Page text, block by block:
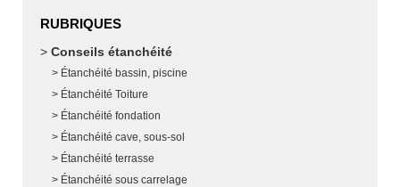
RUBRIQUES
Conseils étanchéité
Étanchéité bassin, piscine
Étanchéité Toiture
Étanchéité fondation
Étanchéité cave, sous-sol
Étanchéité terrasse
Étanchéité sous carrelage